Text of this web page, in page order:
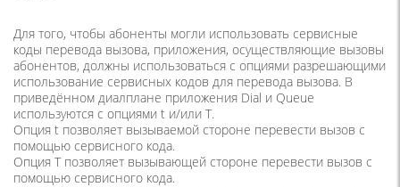
Для того, чтобы абоненты могли использовать сервисные
коды перевода вызова, приложения, осуществляющие вызовы
абонентов, должны использоваться с опциями разрешающими
использование сервисных кодов для перевода вызова. В
приведённом диалплане приложения Dial и Queue
используются с опциями t и/или T.
Опция t позволяет вызываемой стороне перевести вызов с
помощью сервисного кода.
Опция T позволяет вызывающей стороне перевести вызов с
помощью сервисного кода.